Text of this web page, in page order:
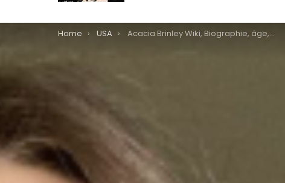
You are here:
Home USA Acacia Brinley Wiki, Biographie, âge, taille, la vie familiale et pourquoi elle est célèbre